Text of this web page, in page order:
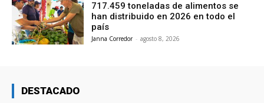
717.459 toneladas de alimentos se
han distribuido en 2026 en todo el
país
Janna Corredor - agosto 8, 2026
DESTACADO